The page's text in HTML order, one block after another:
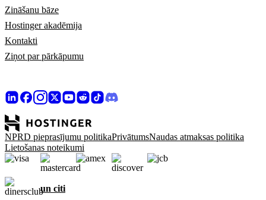
Zināšanu bāze
Hostinger akadēmija
Kontakti
Ziņot par pārkāpumu
NPRD pieprasījumu politikaPrivātumsNaudas atmaksas politika
Lietošanas noteikumi
un citi